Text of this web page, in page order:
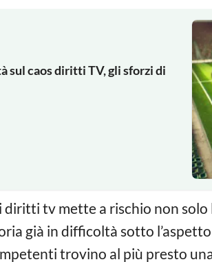
sul caos diritti TV, gli sforzi di
diritti tv mette a rischio non
già in difficoltà sotto l’aspetto
trovino al più presto